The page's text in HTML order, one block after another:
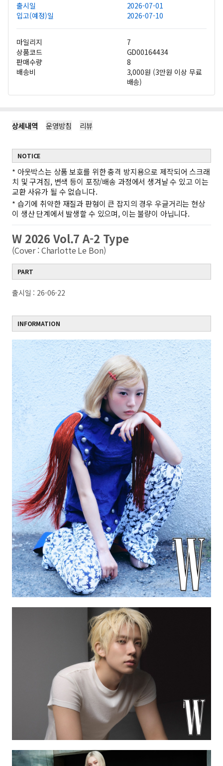
출시일
2026-07-01
입고(예정)일
2026-07-10
마일리지
7
상품코드
GD00164434
판매수량
8
배송비
3,000원 (3만원 이상 무료
배송)
상세내역 운영방침 리뷰
NOTICE
* 아웃박스는 상품 보호를 위한 충격 방지용으로 제작되어 스크래
치 및 구겨짐, 변색 등이 포장/배송 과정에서 생겨날 수 있고 이는
교환 사유가 될 수 없습니다.
* 습기에 취약한 재질과 판형이 큰 잡지의 경우 우글거리는 현상
이 생산 단계에서 발생할 수 있으며, 이는 불량이 아닙니다.
W 2026 Vol.7 A-2 Type
(Cover : Charlotte Le Bon)
PART
출시일 : 26-06-22
INFORMATION